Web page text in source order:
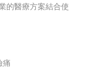
的醫療方案結合使
痛